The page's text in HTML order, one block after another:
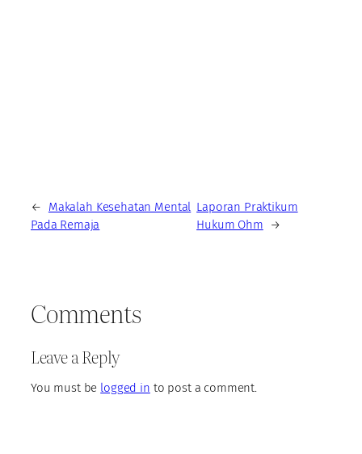
←
Makalah Kesehatan Mental
Pada Remaja
Laporan Praktikum
Hukum Ohm
→
Comments
Leave a Reply
You must be logged in to post a comment.